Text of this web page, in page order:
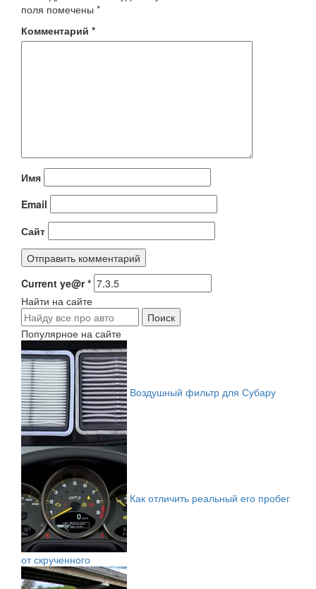
поля помечены *
Комментарий *
Имя
Email
Сайт
Current ye@r*
Найти на сайте
Популярное на сайте
Воздушный фильтр для Субару
Как отличить реальный его пробег
от скрученного